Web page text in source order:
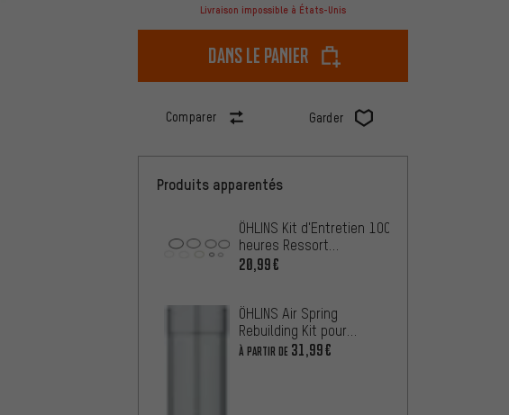
Livraison impossible à États-Unis
dans le panier
Comparer Garder
Produits apparentés
ÖHLINS Kit d'Entretien 100
heures Ressort
Pneumatique
20,99€
ÖHLINS Air Spring
Rebuilding Kit pour
RXF36 / RXF38 / DH38
À PARTIR DE 31,99€